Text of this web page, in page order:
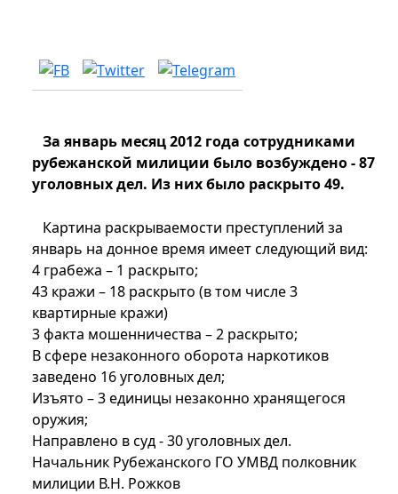
За январь месяц 2012 года сотрудниками
рубежанской милиции было возбуждено - 87
уголовных дел. Из них было раскрыто 49.
Картина раскрываемости преступлений за
январь на донное время имеет следующий вид:
4 грабежа – 1 раскрыто;
43 кражи – 18 раскрыто (в том числе 3
квартирные кражи)
3 факта мошенничества – 2 раскрыто;
В сфере незаконного оборота наркотиков
заведено 16 уголовных дел;
Изъято – 3 единицы незаконно хранящегося
оружия;
Направлено в суд - 30 уголовных дел.
Начальник Рубежанского ГО УМВД полковник
милиции В.Н. Рожков